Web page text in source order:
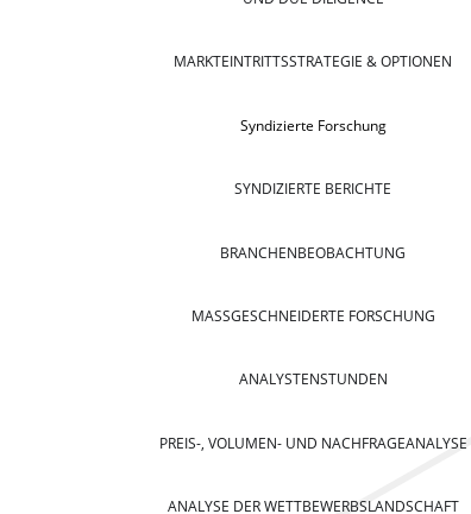
MARKTEINTRITTSSTRATEGIE & OPTIONEN
Syndizierte Forschung
SYNDIZIERTE BERICHTE
BRANCHENBEOBACHTUNG
MASSGESCHNEIDERTE FORSCHUNG
ANALYSTENSTUNDEN
PREIS-, VOLUMEN- UND NACHFRAGEANALYSE
ANALYSE DER WETTBEWERBSLANDSCHAFT